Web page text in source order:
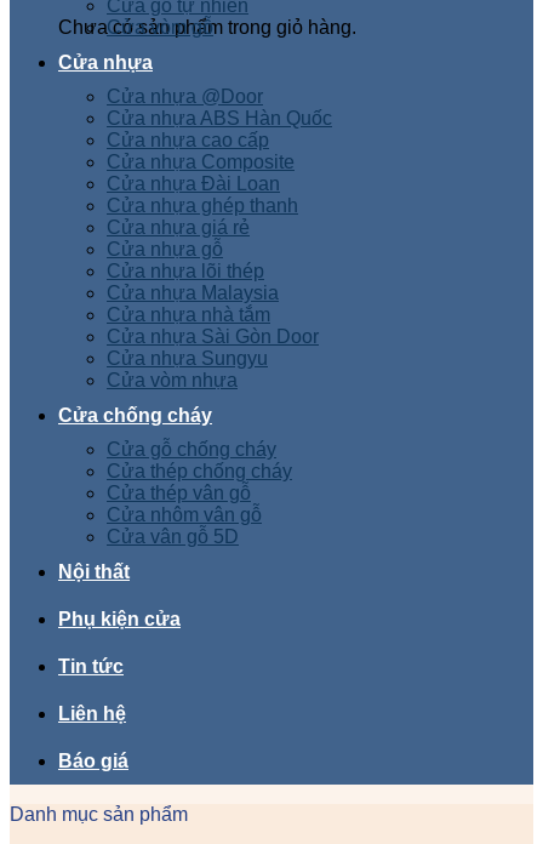
Chưa có sản phẩm trong giỏ hàng.
Cửa gỗ tự nhiên
Cửa vòm gỗ
Cửa nhựa
Cửa nhựa @Door
Cửa nhựa ABS Hàn Quốc
Cửa nhựa cao cấp
Cửa nhựa Composite
Cửa nhựa Đài Loan
Cửa nhựa ghép thanh
Cửa nhựa giá rẻ
Cửa nhựa gỗ
Cửa nhựa lõi thép
Cửa nhựa Malaysia
Cửa nhựa nhà tắm
Cửa nhựa Sài Gòn Door
Cửa nhựa Sungyu
Cửa vòm nhựa
Cửa chống cháy
Cửa gỗ chống cháy
Cửa thép chống cháy
Cửa thép vân gỗ
Cửa nhôm vân gỗ
Cửa vân gỗ 5D
Nội thất
Phụ kiện cửa
Tin tức
Liên hệ
Báo giá
Danh mục sản phẩm